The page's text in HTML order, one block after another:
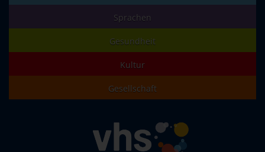
Sprachen
Gesundheit
Kultur
Gesellschaft